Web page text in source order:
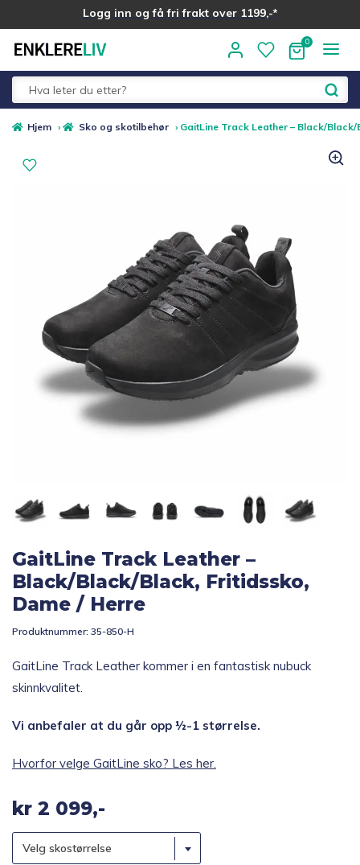
Logg inn og få fri frakt over 1199,-*
Alle kategorier
Fold
Medlemstilbud
Best i test
Merker
Gavetips
Hjem › Sko og skotilbehør › GaitLine Track Leather – Black/
GaitLine Track Leather –
Black/Black/Black, Fritidssko,
Dame / Herre
Produktnummer: 35-850-H
GaitLine Track Leather kommer i en fantastisk nubuck
skinnkvalitet.
Vi anbefaler at du går opp ½-1 størrelse.
Hvorfor velge GaitLine sko? Les her.
kr 2 099,-
Velg skostørrelse